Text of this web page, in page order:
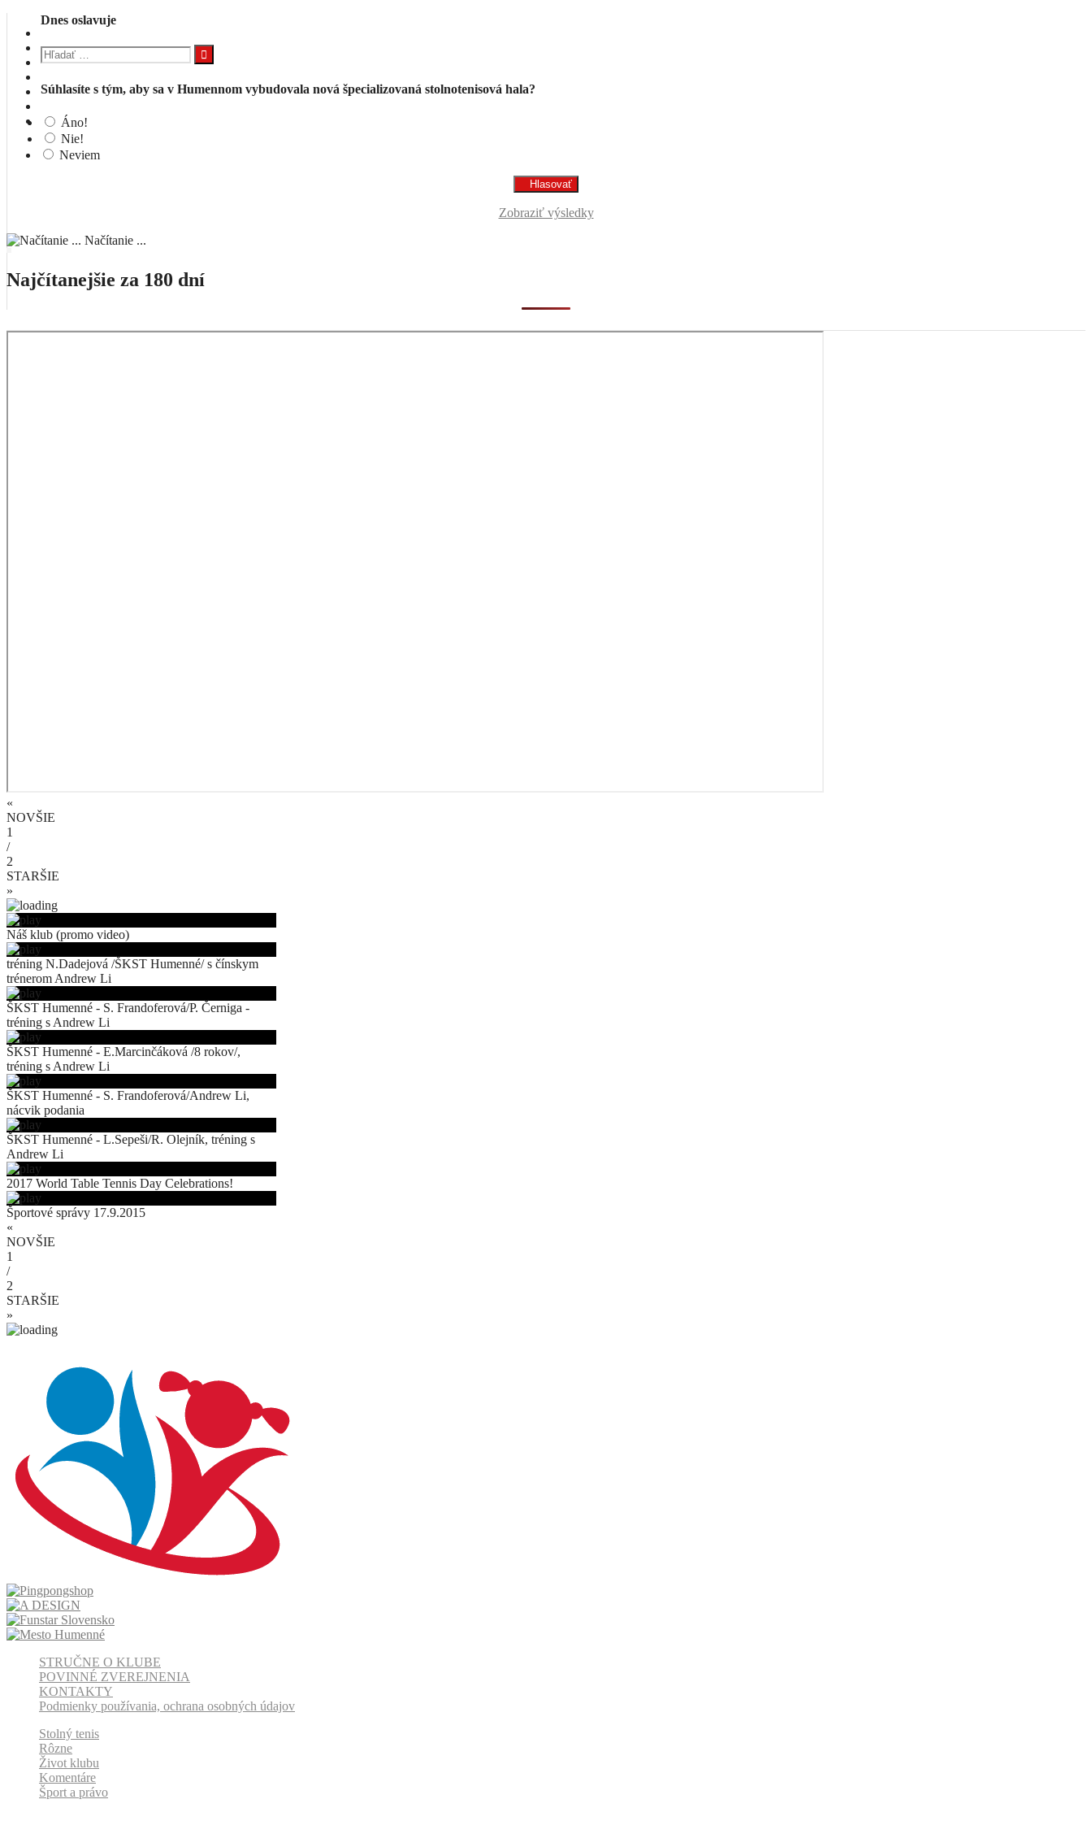
Dnes oslavuje
Hľadať:
Súhlasíte s tým, aby sa v Humennom vybudovala nová špecializovaná stolnotenisová hala?
Áno!
Nie!
Neviem
Zobraziť výsledky
Načítanie ...
Najčítanejšie za 180 dní
«
NOVŠIE
1
/
2
STARŠIE
»
Náš klub (promo video)
tréning N.Dadejová /ŠKST Humenné/ s čínskym
trénerom Andrew Li
ŠKST Humenné - S. Frandoferová/P. Černiga -
tréning s Andrew Li
ŠKST Humenné - E.Marcinčáková /8 rokov/,
tréning s Andrew Li
ŠKST Humenné - S. Frandoferová/Andrew Li,
nácvik podania
ŠKST Humenné - L.Sepeši/R. Olejník, tréning s
Andrew Li
2017 World Table Tennis Day Celebrations!
Športové správy 17.9.2015
«
NOVŠIE
1
/
2
STARŠIE
»
STRUČNE O KLUBE
POVINNÉ ZVEREJNENIA
KONTAKTY
Podmienky používania, ochrana osobných údajov
Stolný tenis
Rôzne
Život klubu
Komentáre
Šport a právo